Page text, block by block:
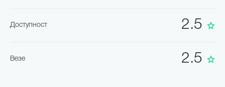
2.5
Доступност
2.5
Везе